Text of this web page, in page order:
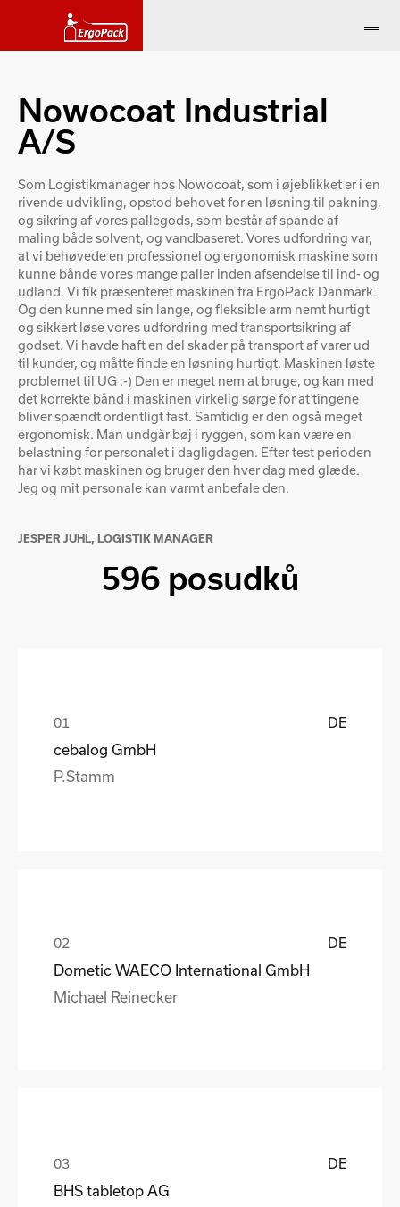
Nowocoat Industrial
A/S
Som Logistikmanager hos Nowocoat, som i øjeblikket er i en
rivende udvikling, opstod behovet for en løsning til pakning,
og sikring af vores pallegods, som består af spande af
maling både solvent, og vandbaseret. Vores udfordring var,
at vi behøvede en professionel og ergonomisk maskine som
kunne bånde vores mange paller inden afsendelse til ind- og
udland. Vi fik præsenteret maskinen fra ErgoPack Danmark.
Og den kunne med sin lange, og fleksible arm nemt hurtigt
og sikkert løse vores udfordring med transportsikring af
godset. Vi havde haft en del skader på transport af varer ud
til kunder, og måtte finde en løsning hurtigt. Maskinen løste
problemet til UG :-) Den er meget nem at bruge, og kan med
det korrekte bånd i maskinen virkelig sørge for at tingene
bliver spændt ordentligt fast. Samtidig er den også meget
ergonomisk. Man undgår bøj i ryggen, som kan være en
belastning for personalet i dagligdagen. Efter test perioden
har vi købt maskinen og bruger den hver dag med glæde.
Jeg og mit personale kan varmt anbefale den.
JESPER JUHL, LOGISTIK MANAGER
596 posudků
DE
cebalog GmbH
P.Stamm
DE
Dometic WAECO International GmbH
Michael Reinecker
DE
BHS tabletop AG